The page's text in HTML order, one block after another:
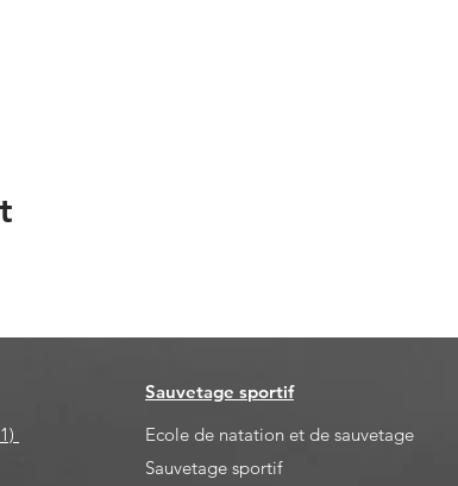
Sauvetage sportif
Ecole de natation et de sauvetage
Sauvetage sportif